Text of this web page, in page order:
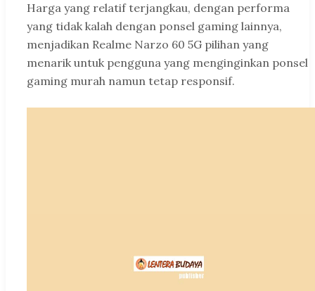
Harga yang relatif terjangkau, dengan performa
yang tidak kalah dengan ponsel gaming lainnya,
menjadikan Realme Narzo 60 5G pilihan yang
menarik untuk pengguna yang menginginkan ponsel
gaming murah namun tetap responsif.